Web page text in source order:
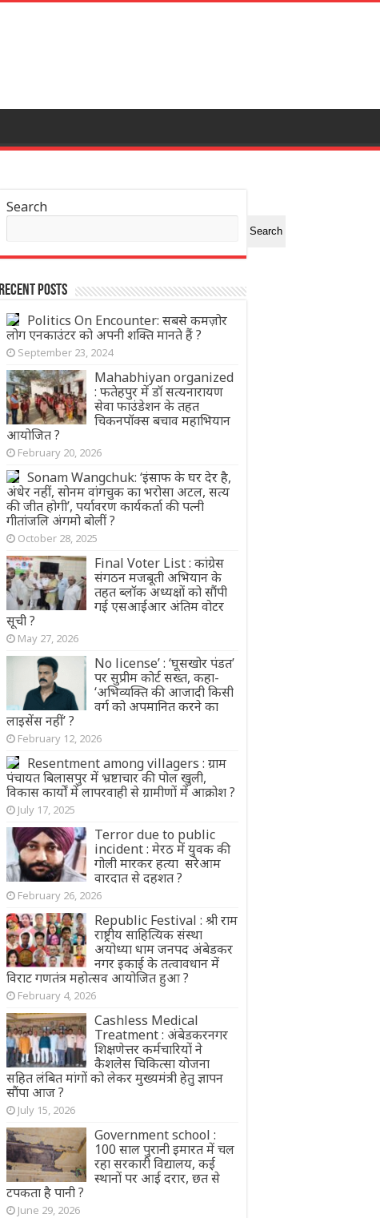
Search
Search
Recent Posts
Politics On Encounter: सबसे कमज़ोर
लोग एनकाउंटर को अपनी शक्ति मानते हैं ?
September 23, 2024
Mahabhiyan organized
: फतेहपुर में डॉ सत्यनारायण
सेवा फाउंडेशन के तहत
चिकनपॉक्स बचाव महाभियान
आयोजित ?
February 20, 2026
Sonam Wangchuk: ‘इंसाफ के घर देर है,
अंधेर नहीं, सोनम वांगचुक का भरोसा अटल, सत्य
की जीत होगी’, पर्यावरण कार्यकर्ता की पत्नी
गीतांजलि अंगमो बोलीं ?
October 28, 2025
Final Voter List : कांग्रेस
संगठन मजबूती अभियान के
तहत ब्लॉक अध्यक्षों को सौंपी
गई एसआईआर अंतिम वोटर
सूची ?
May 27, 2026
No license’ : ‘घूसखोर पंडत’
पर सुप्रीम कोर्ट सख्त, कहा-
‘अभिव्यक्ति की आजादी किसी
वर्ग को अपमानित करने का
लाइसेंस नहीं’ ?
February 12, 2026
Resentment among villagers : ग्राम
पंचायत बिलासपुर में भ्रष्टाचार की पोल खुली,
विकास कार्यों में लापरवाही से ग्रामीणों में आक्रोश ?
July 17, 2025
Terror due to public
incident : मेरठ में युवक की
गोली मारकर हत्या सरेआम
वारदात से दहशत ?
February 26, 2026
Republic Festival : श्री राम
राष्ट्रीय साहित्यिक संस्था
अयोध्या धाम जनपद अंबेडकर
नगर इकाई के तत्वावधान में
विराट गणतंत्र महोत्सव आयोजित हुआ ?
February 4, 2026
Cashless Medical
Treatment : अंबेडकरनगर
शिक्षणेत्तर कर्मचारियों ने
कैशलेस चिकित्सा योजना
सहित लंबित मांगों को लेकर मुख्यमंत्री हेतु ज्ञापन
सौंपा आज ?
July 15, 2026
Government school :
100 साल पुरानी इमारत में चल
रहा सरकारी विद्यालय, कई
स्थानों पर आई दरार, छत से
टपकता है पानी ?
June 29, 2026